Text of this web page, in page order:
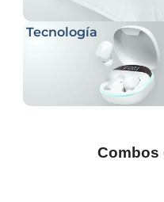
Tecnología
Combos